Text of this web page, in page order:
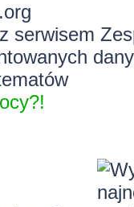
serwisem